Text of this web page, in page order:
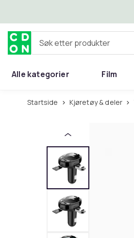
Søk etter produkter
Alle kategorier Film
Startside Kjøretøy & deler